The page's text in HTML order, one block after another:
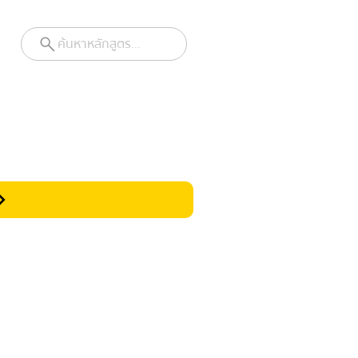
ค้นหาหลักสูตร...